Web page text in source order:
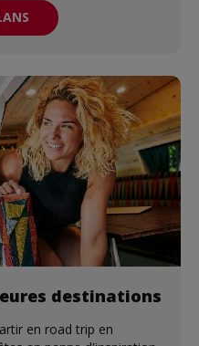
destinations
en road trip en